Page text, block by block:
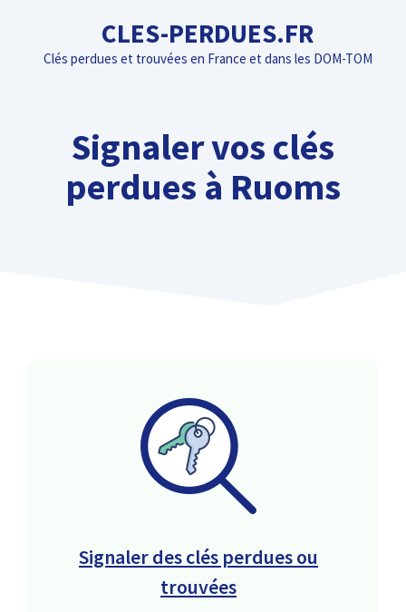
contenu
CLES-PERDUES.FR
Clés perdues et trouvées en France et dans les DOM-TOM
Signaler vos clés
perdues à Ruoms
Signaler des clés perdues ou
trouvées